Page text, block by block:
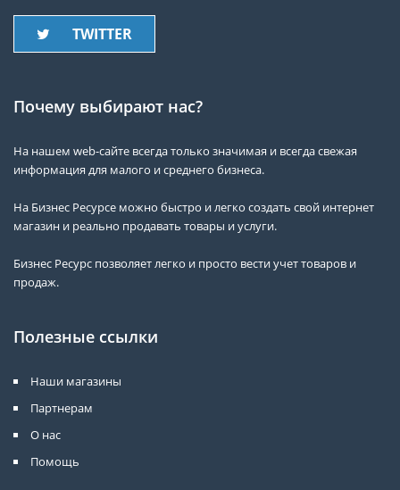
TWITTER
Почему выбирают нас?
На нашем web-сайте всегда только значимая и всегда свежая
информация для малого и среднего бизнеса.
На Бизнес Ресурсе можно быстро и легко создать свой интернет
магазин и реально продавать товары и услуги.
Бизнес Ресурс позволяет легко и просто вести учет товаров и
продаж.
Полезные ссылки
Наши магазины
Партнерам
О нас
Помощь